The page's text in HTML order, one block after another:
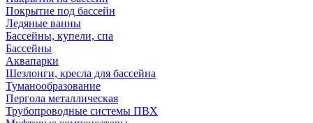
Покрытие под бассейн
Ледяные ванны
Бассейны, купели, спа
Бассейны
Аквапарки
Шезлонги, кресла для бассейна
Туманообразование
Пергола металлическая
Трубопроводные системы ПВХ